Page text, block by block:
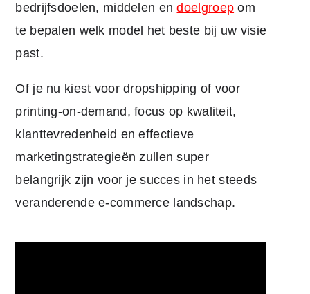
bedrijfsdoelen, middelen endoelgroep om
te bepalen welk model het beste bij uw visie
past.
Of je nu kiest voor dropshipping of voor
printing-on-demand, focus op kwaliteit,
klanttevredenheid en effectieve
marketingstrategieën zullen super
belangrijk zijn voor je succes in het steeds
veranderende e-commerce landschap.